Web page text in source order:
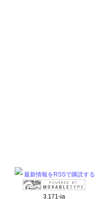
最新情報をRSSで購読する
3.171-ja